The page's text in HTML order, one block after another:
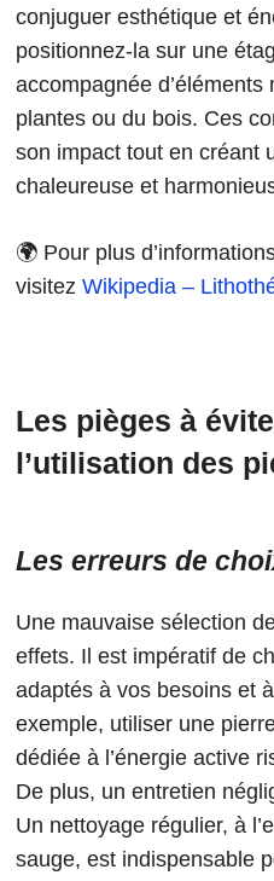
conjuguer esthétique et
positionnez-la sur une
accompagnée
plantes ou du bois. Ces
son impact tout en créant
chaleureuse et
🌍 Pour plus
visitez Wikipedia –
Les pièges à
l’utilisation des
Les erreurs de
Une mauvaise sélection
effets. Il est impératif de
adaptés à vos besoins et
exemple, utiliser une
dédiée à l’énergie active
De plus, un entretien
Un nettoyage régulier, à
sauge, est indispensable